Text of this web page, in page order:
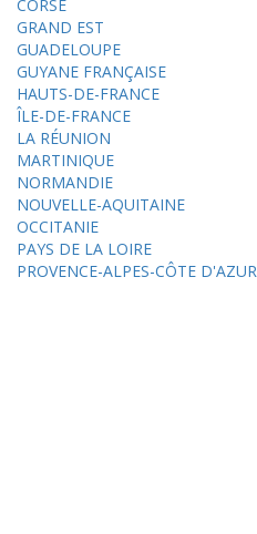
CORSE
GRAND EST
GUADELOUPE
GUYANE FRANÇAISE
HAUTS-DE-FRANCE
ÎLE-DE-FRANCE
LA RÉUNION
MARTINIQUE
NORMANDIE
NOUVELLE-AQUITAINE
OCCITANIE
PAYS DE LA LOIRE
PROVENCE-ALPES-CÔTE D'AZUR